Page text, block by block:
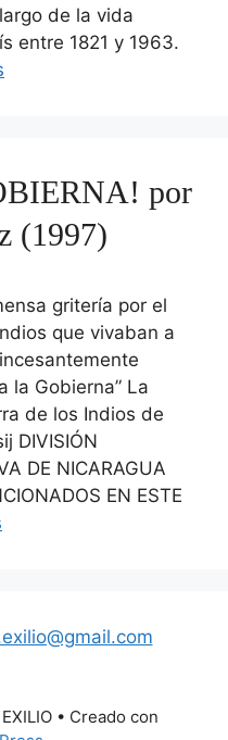
de la vida
entre 1821 y 1963.
por
(1997)
gritería por el
que vivaban a
la Gobierna” La
de los Indios de
DIVISIÓN
DE NICARAGUA
EN ESTE
• Creado con